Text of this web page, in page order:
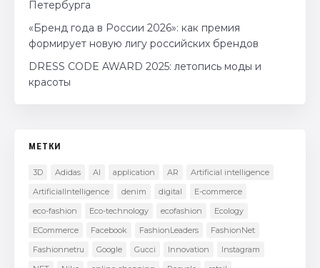
Петербурга
«Бренд года в России 2026»: как премия
формирует новую лигу российских брендов
DRESS CODE AWARD 2025: летопись моды и
красоты
МЕТКИ
3D Adidas AI application AR
Artificial intelligence
ArtificialIntelligence
denim digital
E-commerce
eco-fashion
Eco-technology ecofashion
Ecology
ECommerce
Facebook FashionLeaders
FashionNet
Fashionnetru
Google Gucci Innovation
Instagram